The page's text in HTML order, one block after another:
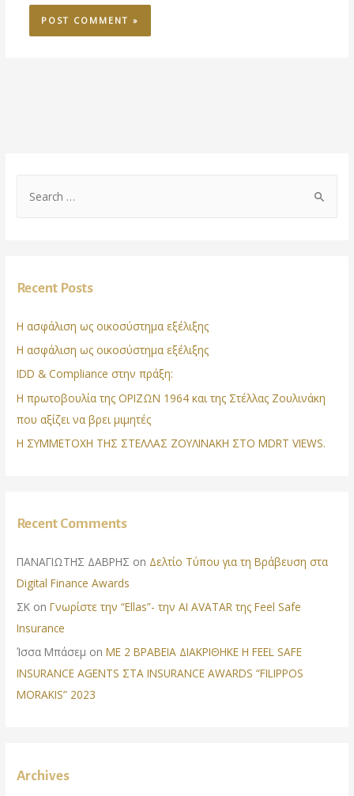
Recent Posts
Η ασφάλιση ως οικοσύστημα εξέλιξης
Η ασφάλιση ως οικοσύστημα εξέλιξης
IDD & Compliance στην πράξη:
Η πρωτοβουλία της ΟΡΙΖΩΝ 1964 και της Στέλλας Ζουλινάκη
που αξίζει να βρει μιμητές
Η ΣΥΜΜΕΤΟΧΗ ΤΗΣ ΣΤΕΛΛΑΣ ΖΟΥΛΙΝΑΚΗ ΣΤΟ MDRT VIEWS.
Recent Comments
ΠΑΝΑΓΙΩΤΗΣ ΔΑΒΡΗΣ on Δελτίο Τύπου για τη Βράβευση στα
Digital Finance Awards
ΣΚ onΓνωρίστε την “Ellas”- την AI AVATAR της Feel Safe
Insurance
Ίσσα Μπάσεμ onΜΕ 2 ΒΡΑΒΕΙΑ ΔΙΑΚΡΙΘΗΚΕ Η FEEL SAFE
INSURANCE AGENTS ΣΤΑ INSURANCE AWARDS “FILIPPOS
MORAKIS” 2023
Archives